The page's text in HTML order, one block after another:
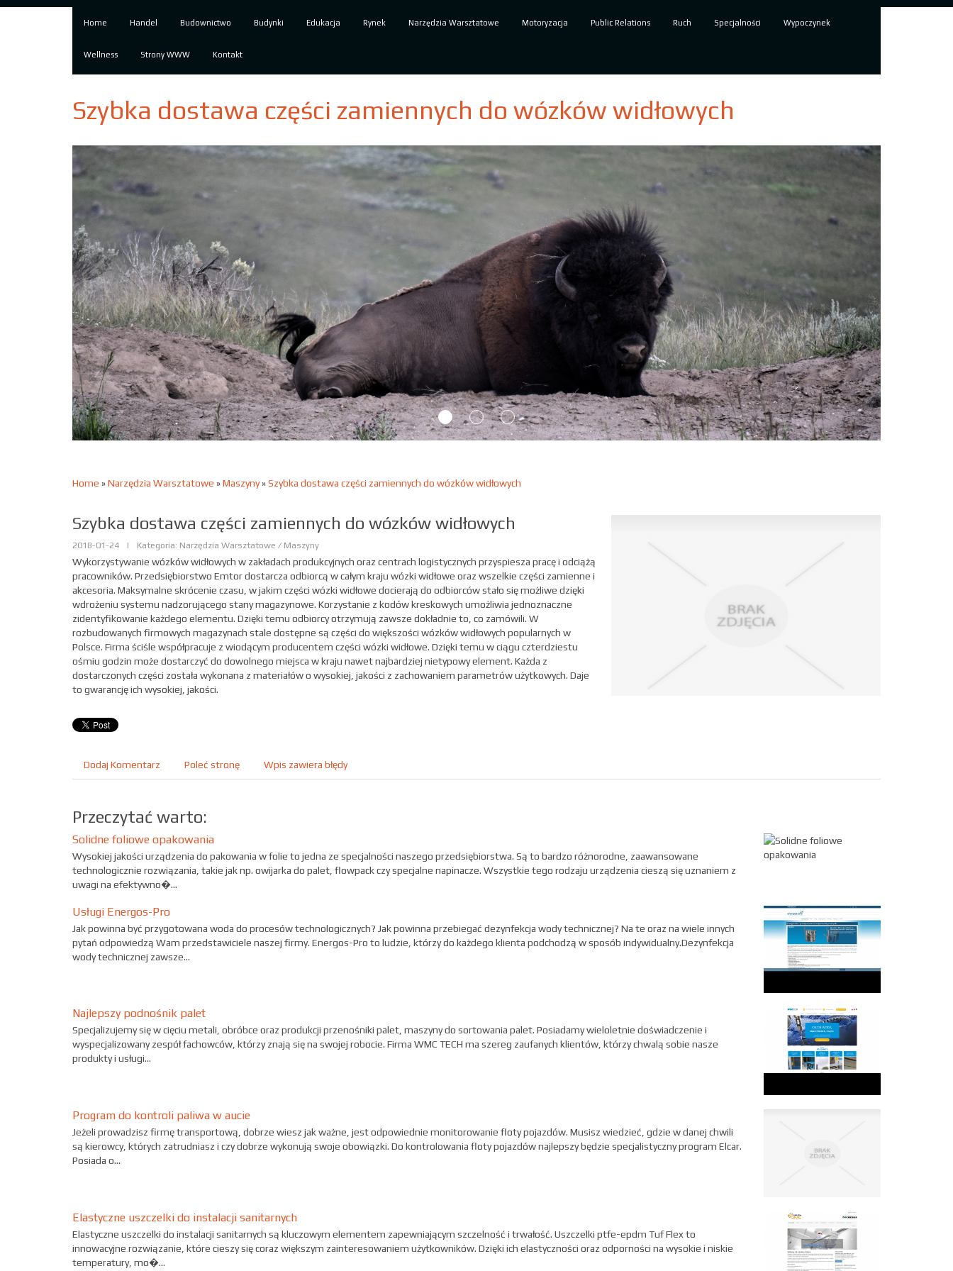
Home Handel Budownictwo Budynki Edukacja Rynek Narzędzia Warsztatowe Motoryzacja Public Relations Ruch Specjalności Wypoczynek
Wellness Strony WWW Kontakt
Szybka dostawa części zamiennych do wózków widłowych
Home »Narzędzia Warsztatowe »Maszyny»Szybka dostawa części zamiennych do wózków widłowych
Szybka dostawa części zamiennych do wózków widłowych
2018-01-24 | Kategoria: Narzędzia Warsztatowe / Maszyny
Wykorzystywanie wózków widłowych w zakładach produkcyjnych oraz centrach logistycznych przyspiesza pracę i odciążą
pracowników. Przedsiębiorstwo Emtor dostarcza odbiorcą w całym kraju wózki widłowe oraz wszelkie części zamienne i
akcesoria. Maksymalne skrócenie czasu, w jakim części wózki widłowe docierają do odbiorców stało się możliwe dzięki
wdrożeniu systemu nadzorującego stany magazynowe. Korzystanie z kodów kreskowych umożliwia jednoznaczne
zidentyfikowanie każdego elementu. Dzięki temu odbiorcy otrzymują zawsze dokładnie to, co zamówili. W
rozbudowanych firmowych magazynach stale dostępne są części do większości wózków widłowych popularnych w
Polsce. Firma ściśle współpracuje z wiodącym producentem części wózki widłowe. Dzięki temu w ciągu czterdziestu
ośmiu godzin może dostarczyć do dowolnego miejsca w kraju nawet najbardziej nietypowy element. Każda z
dostarczonych części została wykonana z materiałów o wysokiej, jakości z zachowaniem parametrów użytkowych. Daje
to gwarancję ich wysokiej, jakości.
Dodaj Komentarz Poleć stronę Wpis zawiera błędy
Przeczytać warto:
Solidne foliowe opakowania
Wysokiej jakości urządzenia do pakowania w folie to jedna ze specjalności naszego przedsiębiorstwa. Są to bardzo różnorodne, zaawansowane
technologicznie rozwiązania, takie jak np. owijarka do palet, flowpack czy specjalne napinacze. Wszystkie tego rodzaju urządzenia cieszą się uznaniem z
uwagi na efektywno�...
Usługi Energos-Pro
Jak powinna być przygotowana woda do procesów technologicznych? Jak powinna przebiegać dezynfekcja wody technicznej? Na te oraz na wiele innych
pytań odpowiedzą Wam przedstawiciele naszej firmy. Energos-Pro to ludzie, którzy do każdego klienta podchodzą w sposób indywidualny.Dezynfekcja
wody technicznej zawsze...
Najlepszy podnośnik palet
Specjalizujemy się w cięciu metali, obróbce oraz produkcji przenośniki palet, maszyny do sortowania palet. Posiadamy wieloletnie doświadczenie i
wyspecjalizowany zespół fachowców, którzy znają się na swojej robocie. Firma WMC TECH ma szereg zaufanych klientów, którzy chwalą sobie nasze
produkty i usługi...
Program do kontroli paliwa w aucie
Jeżeli prowadzisz firmę transportową, dobrze wiesz jak ważne, jest odpowiednie monitorowanie floty pojazdów. Musisz wiedzieć, gdzie w danej chwili
są kierowcy, których zatrudniasz i czy dobrze wykonują swoje obowiązki. Do kontrolowania floty pojazdów najlepszy będzie specjalistyczny program Elcar.
Posiada o...
Elastyczne uszczelki do instalacji sanitarnych
Elastyczne uszczelki do instalacji sanitarnych są kluczowym elementem zapewniającym szczelność i trwałość. Uszczelki ptfe-epdm Tuf Flex to
innowacyjne rozwiązanie, które cieszy się coraz większym zainteresowaniem użytkowników. Dzięki ich elastyczności oraz odporności na wysokie i niskie
temperatury, mo�...